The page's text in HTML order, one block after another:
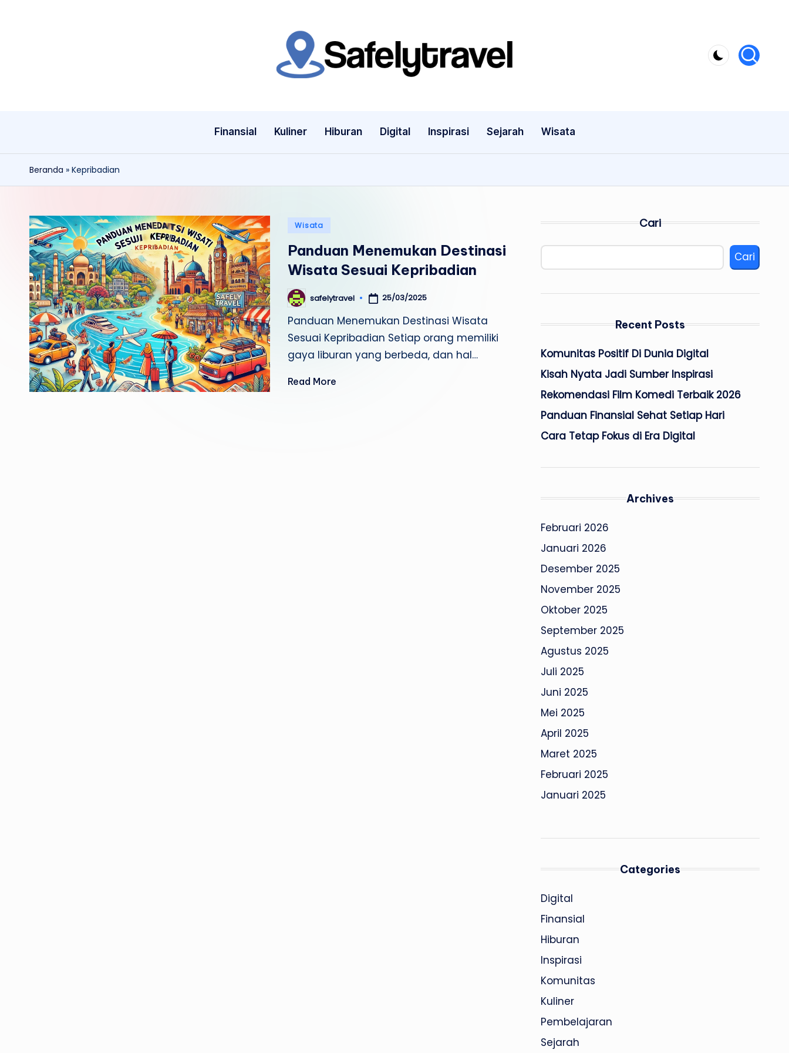
S
e
y
a
v
e
l
Jelajahi
Finansial Kuliner Hiburan Digital Inspirasi Sejarah Wisata
Beranda » Kepribadian
Posted
Wisata
Panduan Menemukan Destinasi
Wisata Sesuai Kepribadian
Posted
by
safelytravel 25/03/2025
Panduan Menemukan Destinasi Wisata
Sesuai Kepribadian Setiap orang memiliki
gaya liburan yang berbeda, dan hal…
Read More
Cari
Cari
Recent Posts
Komunitas Positif Di Dunia Digital
Kisah Nyata Jadi Sumber Inspirasi
Rekomendasi Film Komedi Terbaik 2026
Panduan Finansial Sehat Setiap Hari
Cara Tetap Fokus di Era Digital
Archives
Februari 2026
Januari 2026
Desember 2025
November 2025
Oktober 2025
September 2025
Agustus 2025
Juli 2025
Juni 2025
Mei 2025
April 2025
Maret 2025
Februari 2025
Januari 2025
Categories
Digital
Finansial
Hiburan
Inspirasi
Komunitas
Kuliner
Pembelajaran
Sejarah